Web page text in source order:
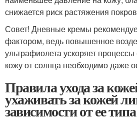
снижается риск растяжения
Совет! Дневные кремы
фактором, ведь повышенное
ультрафиолета ускоряет
кожу от солнца необходимо даже
Правила ухода за
ухаживать за кожей
зависимости от ее типа